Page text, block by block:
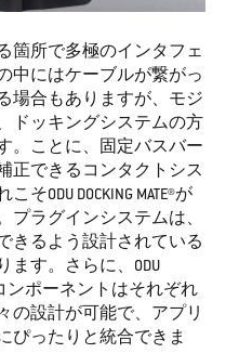
箇所で多極のインタフェ
中にはケーブルが繋がっ
場合もありますが、モジ
ドッキングシステムの方
。ことに、固定バスバー
正できるコンタクトシス
ODU DOCKING MATE®が
プラグインシステムは、
きるよう設計されている
す。さらに、ODU
コンポーネントはそれぞれ
の設計が可能で、アプリ
ぴったりと統合できま